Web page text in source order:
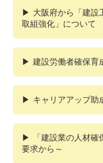
大阪府から「建設
取組強化」について
建設労働者確保育
キャリアアップ助
「建設業の人材
要求から～